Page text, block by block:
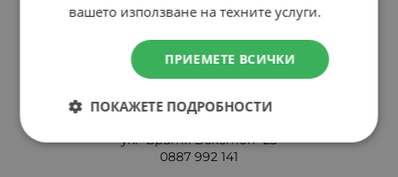
бул. Руски №47
0887 991 013
ул. "Братя Бъкстон" 25
0887 992 141
вашето използване на техните услуги.
ПРИЕМЕТЕ ВСИЧКИ
ПОКАЖЕТЕ ПОДРОБНОСТИ